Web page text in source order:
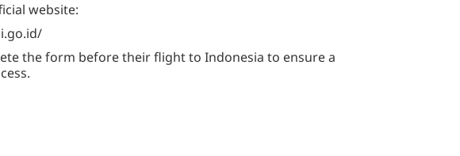
website:
the form before their flight to Indonesia to ensure a